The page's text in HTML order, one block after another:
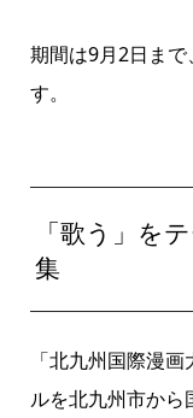
期間は9月2日ま
す。
「歌う」を
集
「北九州国際漫
ルを北九州市から